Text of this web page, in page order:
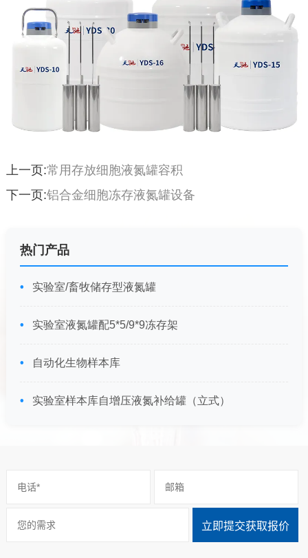
上一页:常用存放细胞液氮罐容积
下一页:铝合金细胞冻存液氮罐设备
热门产品
实验室/畜牧储存型液氮罐
实验室液氮罐配5*5/9*9冻存架
自动化生物样本库
实验室样本库自增压液氮补给罐（立式）
立即提交获取报价